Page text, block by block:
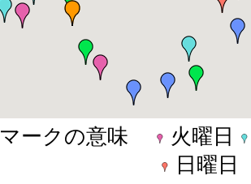
マークの意味 火曜日
日曜日